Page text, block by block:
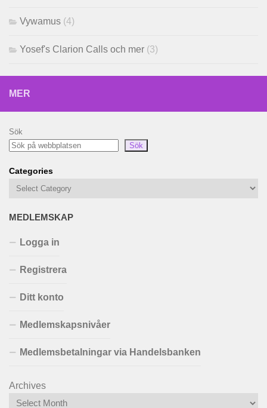
Vywamus (4)
Yosef's Clarion Calls och mer (3)
MER
Sök
Sök
Categories
MEDLEMSKAP
Logga in
Registrera
Ditt konto
Medlemskapsnivåer
Medlemsbetalningar via Handelsbanken
Archives